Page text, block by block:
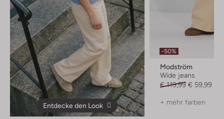
Entdecke den Look
-50%
Modström
Wide jeans
€ 119,99 € 59,99
+ mehr farben